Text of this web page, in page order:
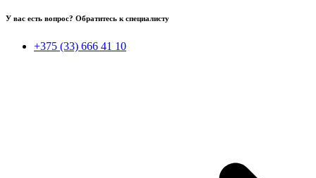
У вас есть вопрос? Обратитесь к специалисту
+375 (33) 666 41 10